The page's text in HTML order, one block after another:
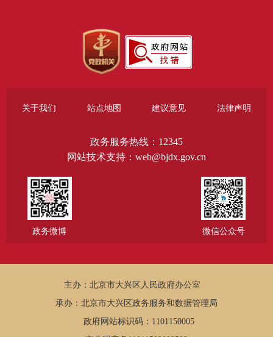
关于我们 站点地图 建议意见 法律声明
政务服务热线：12345
网站技术支持：web@bjdx.gov.cn
政务微博 微信公众号
主办：北京市大兴区人民政府办公室
承办：北京市大兴区政务服务和数据管理局
政府网站标识码：1101150005